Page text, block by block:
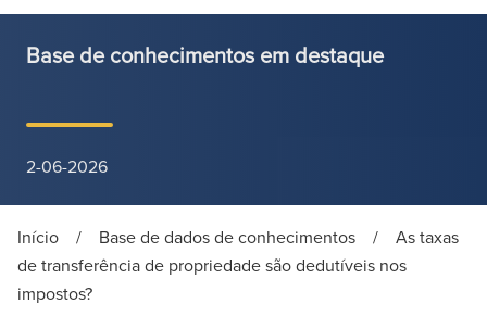
Base de conhecimentos em destaque
2-06-2026
Início / Base de dados de conhecimentos /
As taxas
de transferência de propriedade são dedutíveis nos
impostos?